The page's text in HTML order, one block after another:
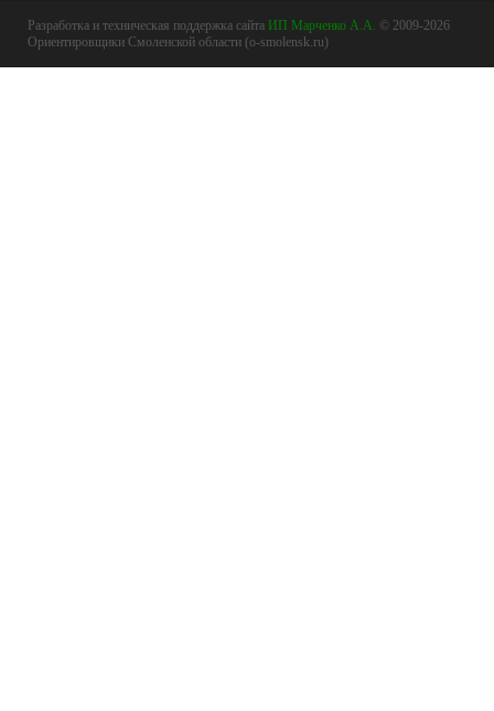
Разработка и техническая поддержка сайта ИП Марченко А.А. © 2009-2026
Ориентировщики Смоленской области (o-smolensk.ru)